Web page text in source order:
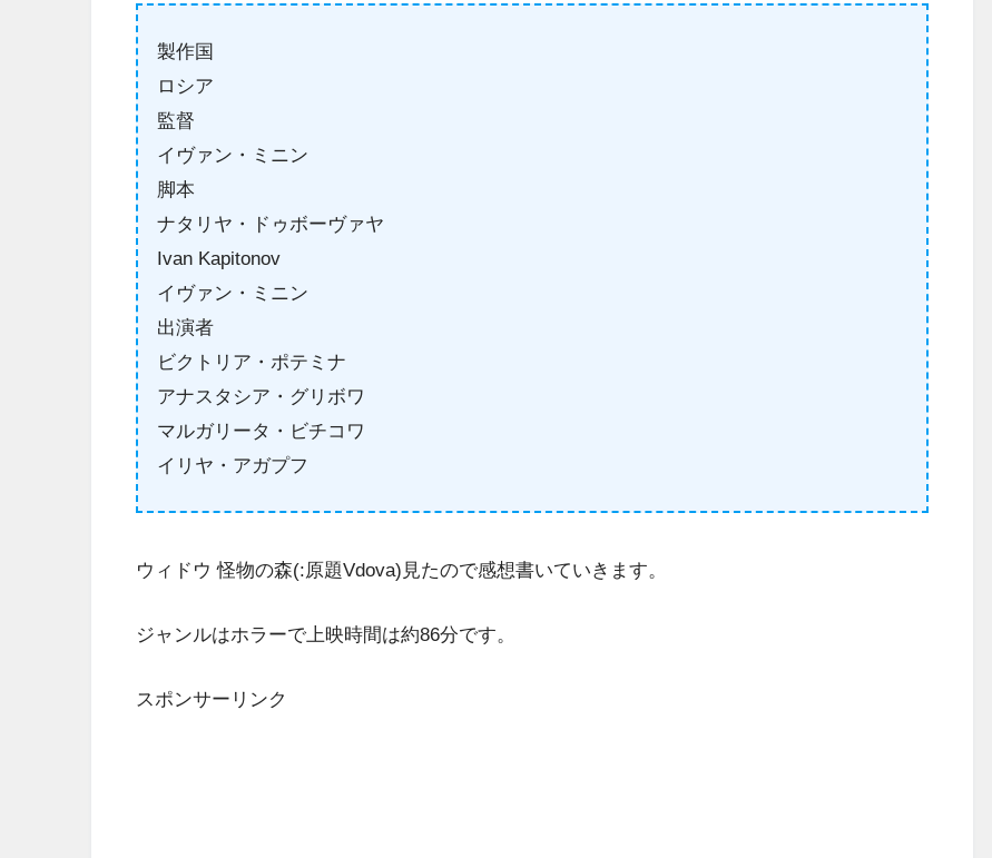
製作国
ロシア
監督
イヴァン・ミニン
脚本
ナタリヤ・ドゥボーヴァヤ
Ivan Kapitonov
イヴァン・ミニン
出演者
ビクトリア・ポテミナ
アナスタシア・グリボワ
マルガリータ・ビチコワ
イリヤ・アガプフ
ウィドウ 怪物の森(:原題Vdova)見たので感想書いていきます。
ジャンルはホラーで上映時間は約86分です。
スポンサーリンク